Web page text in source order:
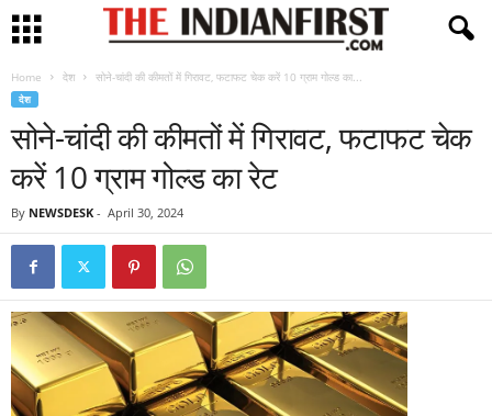
Home देश सोने-चांदी की कीमतों में गिरावट, फटाफट चेक करें 10 ग्राम गोल्ड का...
देश
सोने-चांदी की कीमतों में गिरावट, फटाफट चेक
करें 10 ग्राम गोल्ड का रेट
By NEWSDESK - April 30, 2024